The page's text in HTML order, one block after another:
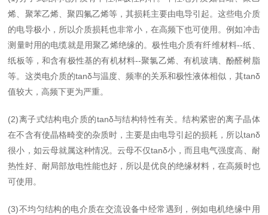
烯、聚苯乙烯、聚四氟乙烯等，其损耗主要由电导引起。这些电介质
的电导极小，所以介质损耗也非常小，在高频下也可使用。例如冲击
测量时用的电缆就是用聚乙烯绝缘的。极性电介质有纤维材料--纸、
纸板等，和含有极性基的有机材料--聚氯乙烯、有机玻璃、酚醛树脂
等。这类电介质的tanδ与温度、频率的关系和极性液体相似，其tanδ
值较大，高频下更为严重。
(2)离子式结构电介质的tanδ与结构特性有关。结构紧密的离子晶体
在不含有使晶格畸变的杂质时，主要是由电导引起的损耗，所以tanδ
很小，如云母就属这种情况。云母不仅tanδ小，而且电气强度高、耐
热性好、耐局部放电性能也好，所以是优良的绝缘材料，在高频时也
可使用。
(3)不均匀结构的电介质在交流设备中经常遇到，例如电机绝缘中用